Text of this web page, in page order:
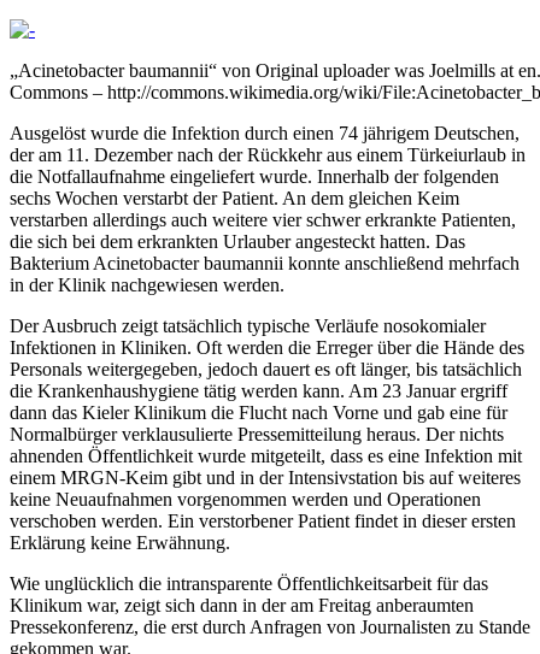
„Acinetobacter baumannii“ von Original uploader was Joelmills at
Commons – http://commons.wikimedia.org/wiki/
Ausgelöst wurde die Infektion durch einen 74 jährigem Deutschen,
der am 11. Dezember nach der Rückkehr aus einem Türkeiurlaub in
die Notfallaufnahme eingeliefert wurde. Innerhalb der folgenden
sechs Wochen verstarbt der Patient. An dem gleichen Keim
verstarben allerdings auch weitere vier schwer erkrankte Patienten,
die sich bei dem erkrankten Urlauber angesteckt hatten. Das
Bakterium Acinetobacter baumannii konnte anschließend mehrfach
in der Klinik nachgewiesen werden.
Der Ausbruch zeigt tatsächlich typische Verläufe nosokomialer
Infektionen in Kliniken. Oft werden die Erreger über die Hände des
Personals weitergegeben, jedoch dauert es oft länger, bis tatsächlich
die Krankenhaushygiene tätig werden kann. Am 23 Januar ergriff
dann das Kieler Klinikum die Flucht nach Vorne und gab eine für
Normalbürger verklausulierte Pressemitteilung heraus. Der nichts
ahnenden Öffentlichkeit wurde mitgeteilt, dass es eine Infektion mit
einem MRGN-Keim gibt und in der Intensivstation bis auf weiteres
keine Neuaufnahmen vorgenommen werden und Operationen
verschoben werden. Ein verstorbener Patient findet in dieser ersten
Erklärung keine Erwähnung.
Wie unglücklich die intransparente Öffentlichkeitsarbeit für das
Klinikum war, zeigt sich dann in der am Freitag anberaumten
Pressekonferenz, die erst durch Anfragen von Journalisten zu Stande
gekommen war.